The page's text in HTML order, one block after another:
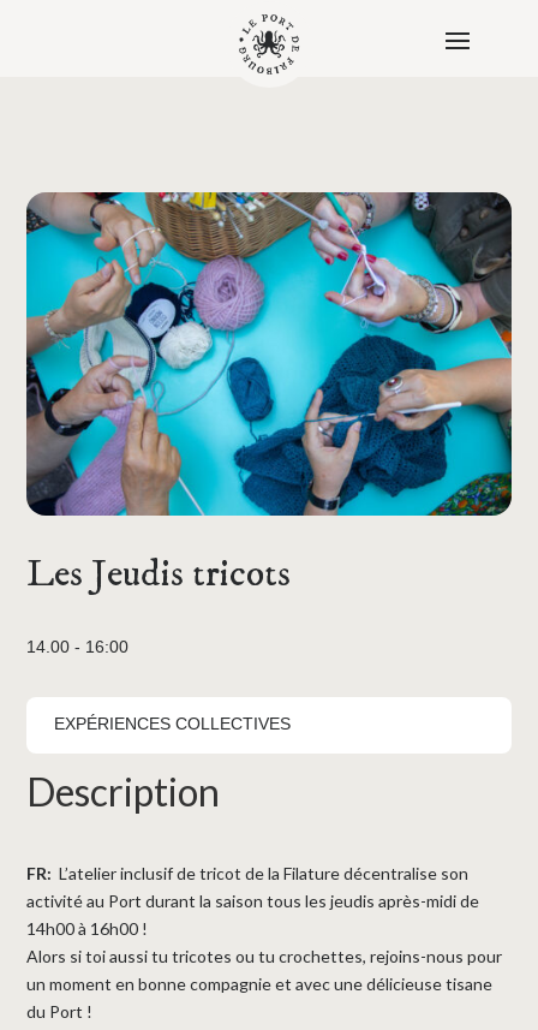
Les Jeudis tricots
14.00 - 16:00
EXPÉRIENCES COLLECTIVES
Description
FR: L’atelier inclusif de tricot de la Filature décentralise son
activité au Port durant la saison tous les jeudis après-midi de
14h00 à 16h00 !
Alors si toi aussi tu tricotes ou tu crochettes, rejoins-nous pour
un moment en bonne compagnie et avec une délicieuse tisane
du Port !